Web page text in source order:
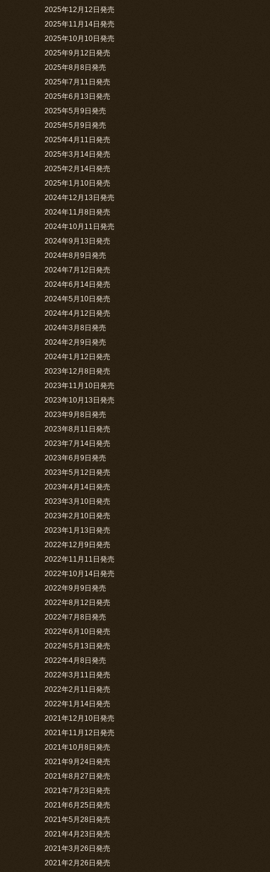
2025年12月12日発売
2025年11月14日発売
2025年10月10日発売
2025年9月12日発売
2025年8月8日発売
2025年7月11日発売
2025年6月13日発売
2025年5月9日発売
2025年5月9日発売
2025年4月11日発売
2025年3月14日発売
2025年2月14日発売
2025年1月10日発売
2024年12月13日発売
2024年11月8日発売
2024年10月11日発売
2024年9月13日発売
2024年8月9日発売
2024年7月12日発売
2024年6月14日発売
2024年5月10日発売
2024年4月12日発売
2024年3月8日発売
2024年2月9日発売
2024年1月12日発売
2023年12月8日発売
2023年11月10日発売
2023年10月13日発売
2023年9月8日発売
2023年8月11日発売
2023年7月14日発売
2023年6月9日発売
2023年5月12日発売
2023年4月14日発売
2023年3月10日発売
2023年2月10日発売
2023年1月13日発売
2022年12月9日発売
2022年11月11日発売
2022年10月14日発売
2022年9月9日発売
2022年8月12日発売
2022年7月8日発売
2022年6月10日発売
2022年5月13日発売
2022年4月8日発売
2022年3月11日発売
2022年2月11日発売
2022年1月14日発売
2021年12月10日発売
2021年11月12日発売
2021年10月8日発売
2021年9月24日発売
2021年8月27日発売
2021年7月23日発売
2021年6月25日発売
2021年5月28日発売
2021年4月23日発売
2021年3月26日発売
2021年2月26日発売